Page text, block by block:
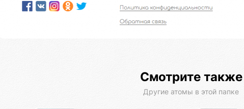
Смотрите также
Другие атомы в этой папке